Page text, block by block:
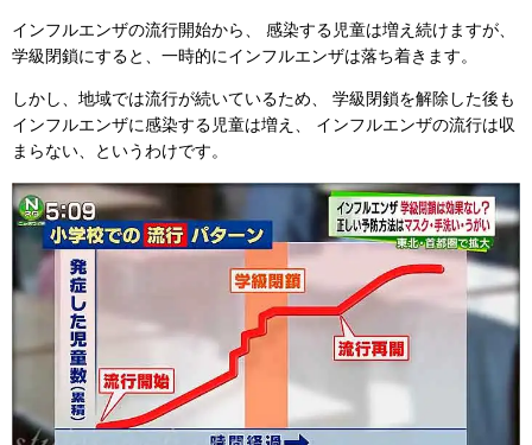
インフルエンザの流行開始から、
感染する児童は増え続けますが、
学級閉鎖にすると、一時的にインフルエンザは落ち着きます。
しかし、地域では流行が続いているため、
学級閉鎖を解除した後も
インフルエンザに感染する児童は増え、
インフルエンザの流行は収
まらない、というわけです。